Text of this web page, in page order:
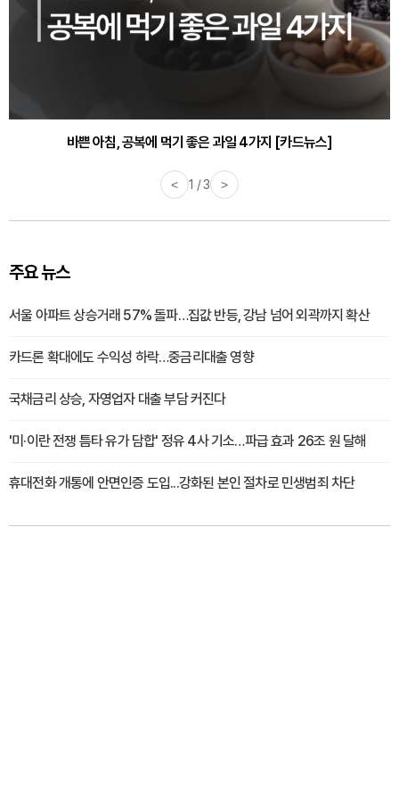
바쁜 아침, 공복에 먹기 좋은 과일 4가지 [카드뉴스]
30대부터 유병률 2배...여자에게 꼭 필요한 검사는? [카드뉴스]
< 1 / 3 >
주요 뉴스
서울 아파트 상승거래 57% 돌파…집값 반등, 강남 넘어 외곽까지 확산
카드론 확대에도 수익성 하락…중금리대출 영향
국채금리 상승, 자영업자 대출 부담 커진다
'미·이란 전쟁 틈타 유가 담합' 정유 4사 기소…파급 효과 26조 원 달해
휴대전화 개통에 안면인증 도입...강화된 본인 절차로 민생범죄 차단